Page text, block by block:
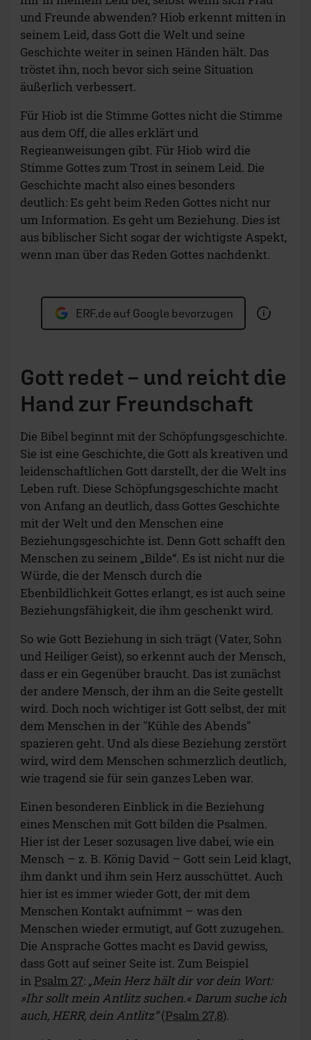
und Freunde abwenden? Hiob erkennt mitten in
seinem Leid, dass Gott die Welt und seine
Geschichte weiter in seinen Händen hält. Das
tröstet ihn, noch bevor sich seine Situation
äußerlich verbessert.
Für Hiob ist die Stimme Gottes nicht die Stimme
aus dem Off, die alles erklärt und
Regieanweisungen gibt. Für Hiob wird die
Stimme Gottes zum Trost in seinem Leid. Die
Geschichte macht also eines besonders
deutlich: Es geht beim Reden Gottes nicht nur
um Information. Es geht um Beziehung. Dies ist
aus biblischer Sicht sogar der wichtigste Aspekt,
wenn man über das Reden Gottes nachdenkt.
ERF.de auf Google bevorzugen
Gott redet – und reicht die
Hand zur Freundschaft
Die Bibel beginnt mit der Schöpfungsgeschichte.
Sie ist eine Geschichte, die Gott als kreativen und
leidenschaftlichen Gott darstellt, der die Welt ins
Leben ruft. Diese Schöpfungsgeschichte macht
von Anfang an deutlich, dass Gottes Geschichte
mit der Welt und den Menschen eine
Beziehungsgeschichte ist. Denn Gott schafft den
Menschen zu seinem „Bilde“. Es ist nicht nur die
Würde, die der Mensch durch die
Ebenbildlichkeit Gottes erlangt, es ist auch seine
Beziehungsfähigkeit, die ihm geschenkt wird.
So wie Gott Beziehung in sich trägt (Vater, Sohn
und Heiliger Geist), so erkennt auch der Mensch,
dass er ein Gegenüber braucht. Das ist zunächst
der andere Mensch, der ihm an die Seite gestellt
wird. Doch noch wichtiger ist Gott selbst, der mit
dem Menschen in der "Kühle des Abends"
spazieren geht. Und als diese Beziehung zerstört
wird, wird dem Menschen schmerzlich deutlich,
wie tragend sie für sein ganzes Leben war.
Einen besonderen Einblick in die Beziehung
eines Menschen mit Gott bilden die Psalmen.
Hier ist der Leser sozusagen live dabei, wie ein
Mensch – z. B. König David – Gott sein Leid klagt,
ihm dankt und ihm sein Herz ausschüttet. Auch
hier ist es immer wieder Gott, der mit dem
Menschen Kontakt aufnimmt – was den
Menschen wieder ermutigt, auf Gott zuzugehen.
Die Ansprache Gottes macht es David gewiss,
dass Gott auf seiner Seite ist. Zum Beispiel
in Psalm 27: „Mein Herz hält dir vor dein Wort:
»Ihr sollt mein Antlitz suchen.« Darum suche ich
auch, HERR, dein Antlitz“(Psalm 27,8).